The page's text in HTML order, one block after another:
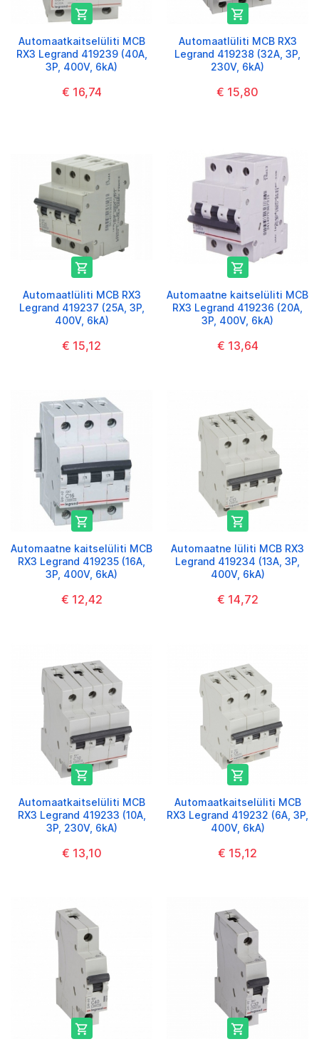

Automaatkaitselüliti MCB
RX3 Legrand 419239 (40A,
3P, 400V, 6kA)
€ 16,74

Automaatlüliti MCB RX3
Legrand 419238 (32A, 3P,
230V, 6kA)
€ 15,80

Automaatlüliti MCB RX3
Legrand 419237 (25A, 3P,
400V, 6kA)
€ 15,12

Automaatne kaitselüliti MCB
RX3 Legrand 419236 (20A,
3P, 400V, 6kA)
€ 13,64

Automaatne kaitselüliti MCB
RX3 Legrand 419235 (16A,
3P, 400V, 6kA)
€ 12,42

Automaatne lüliti MCB RX3
Legrand 419234 (13A, 3P,
400V, 6kA)
€ 14,72

Automaatkaitselüliti MCB
RX3 Legrand 419233 (10A,
3P, 230V, 6kA)
€ 13,10

Automaatkaitselüliti MCB
RX3 Legrand 419232 (6A, 3P,
400V, 6kA)
€ 15,12
 